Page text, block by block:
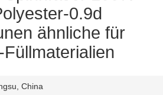
0.9d
ähnliche für
Füllmaterialien
China